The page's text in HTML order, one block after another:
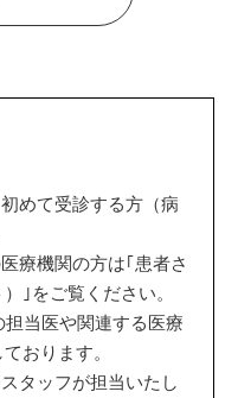
めて受診する方（病
療機関の方は｢患者さ
｣をご覧ください。
当医や関連する医療
おります。
タッフが担当いたし